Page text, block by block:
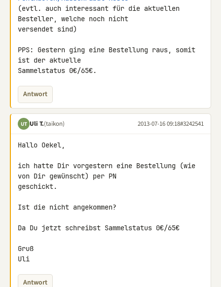
(evtl. auch interessant für die aktuellen
Besteller, welche noch nicht
versendet sind)
PPS: Gestern ging eine Bestellung raus, somit
ist der aktuelle
Sammelstatus 0€/65€.
Antwort
UT Uli T.(taikon) 2013-07-16 09:18#3242541
Hallo Oekel,
ich hatte Dir vorgestern eine Bestellung (wie
von Dir gewünscht) per PN
geschickt.
Ist die nicht angekommen?
Da Du jetzt schreibst Sammelstatus 0€/65€
Gruß
Uli
Antwort